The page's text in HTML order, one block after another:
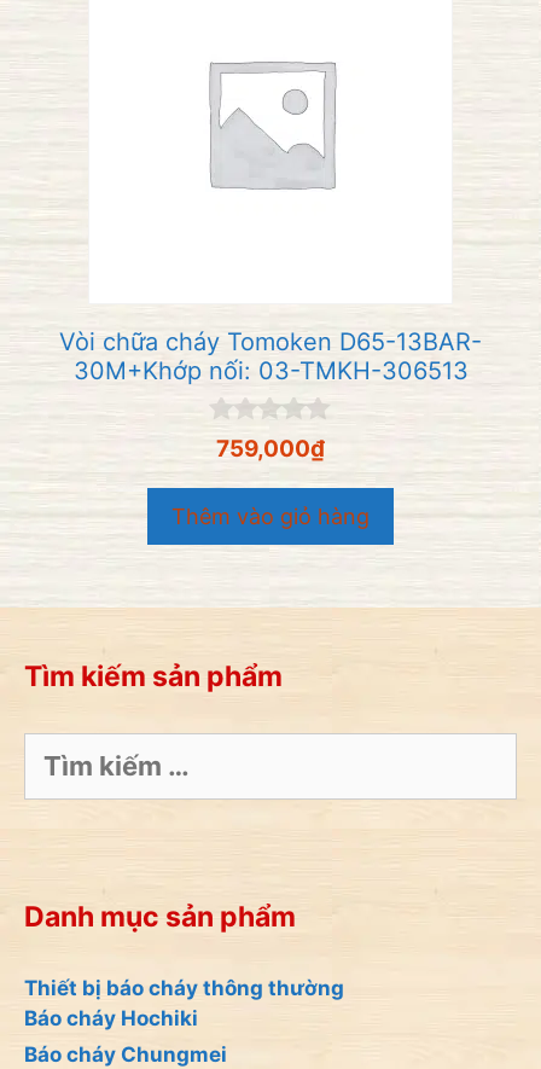
Vòi chữa cháy Tomoken D65-13BAR-
30M+Khớp nối: 03-TMKH-306513
0
n
g
o
à
i
759,000₫
Thêm vào giỏ hàng
Tìm kiếm sản phẩm
kiếm
cho:
Danh mục sản phẩm
Thiết bị báo cháy thông thường
Báo cháy Hochiki
Báo cháy Chungmei